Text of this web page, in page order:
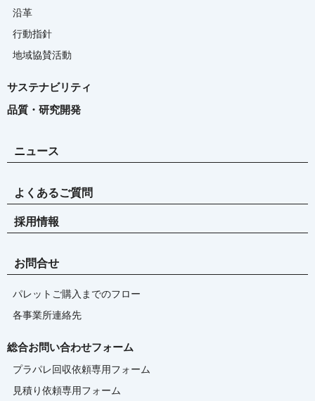
沿革
行動指針
地域協賛活動
サステナビリティ
品質・研究開発
ニュース
よくあるご質問
採用情報
お問合せ
パレットご購入までのフロー
各事業所連絡先
総合お問い合わせフォーム
プラパレ回収依頼専用フォーム
見積り依頼専用フォーム